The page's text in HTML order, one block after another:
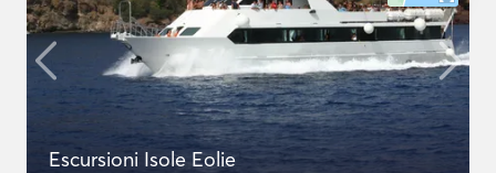
Escursioni Isole Eolie